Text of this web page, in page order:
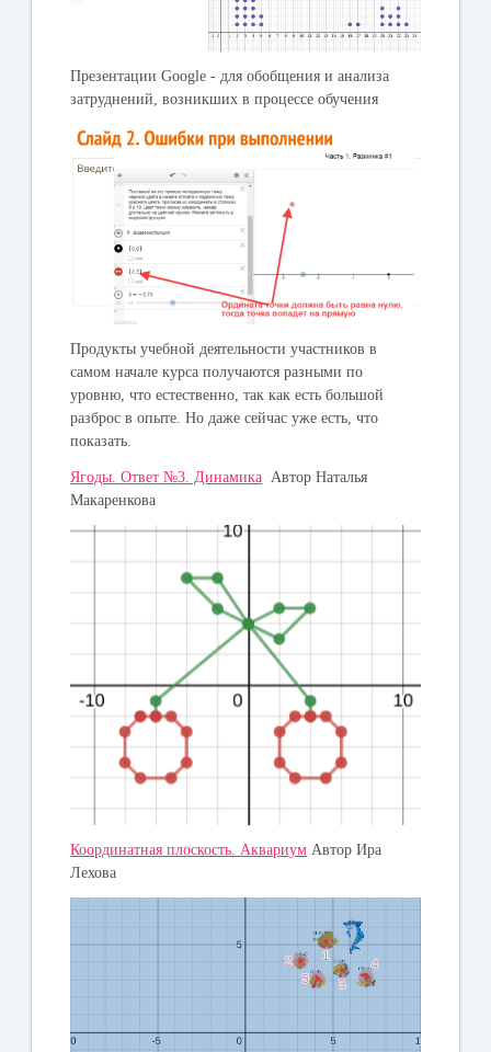
Презентации Google - для обобщения и анализа
затруднений, возникших в процессе обучения
Продукты учебной деятельности участников в
самом начале курса получаются разными по
уровню, что естественно, так как есть большой
разброс в опыте. Но даже сейчас уже есть, что
показать.
Ягоды. Ответ №3. Динамика Автор Наталья
Макаренкова
Координатная плоскость. Аквариум Автор Ира
Лехова